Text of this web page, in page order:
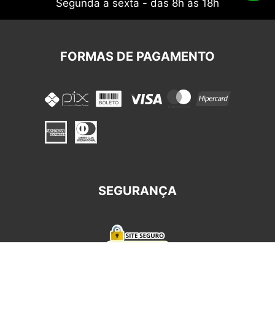
Segunda a sexta - das 8h às 18h
FORMAS DE PAGAMENTO
SEGURANÇA